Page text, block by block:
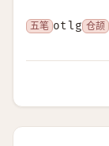
五笔 otlg 仓颉